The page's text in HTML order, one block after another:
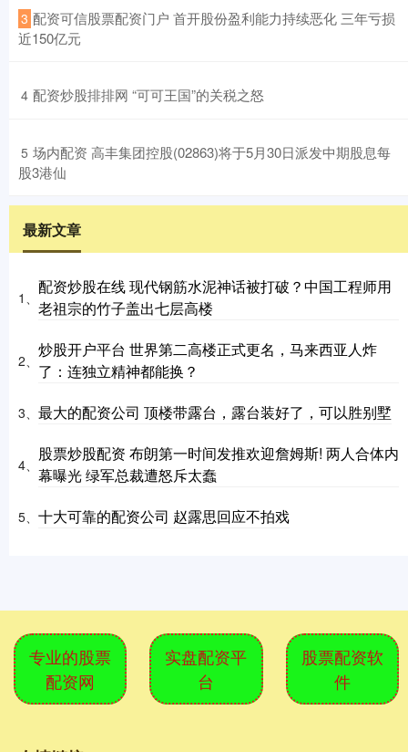
3 ​配资可信股票配资门户 首开股份盈利能力持续恶化 三年亏损
近150亿元
4 ​配资炒股排排网 “可可王国”的关税之怒
5 ​场内配资 高丰集团控股(02863)将于5月30日派发中期股息每
股3港仙
最新文章
1、
配资炒股在线 现代钢筋水泥神话被打破？中国工程师用
老祖宗的竹子盖出七层高楼
2、
炒股开户平台 世界第二高楼正式更名，马来西亚人炸
了：连独立精神都能换？
3、 最大的配资公司 顶楼带露台，露台装好了，可以胜别墅
4、
股票炒股配资 布朗第一时间发推欢迎詹姆斯! 两人合体内
幕曝光 绿军总裁遭怒斥太蠢
5、 十大可靠的配资公司 赵露思回应不拍戏
专业的股票
配资网
实盘配资平
台
股票配资软
件